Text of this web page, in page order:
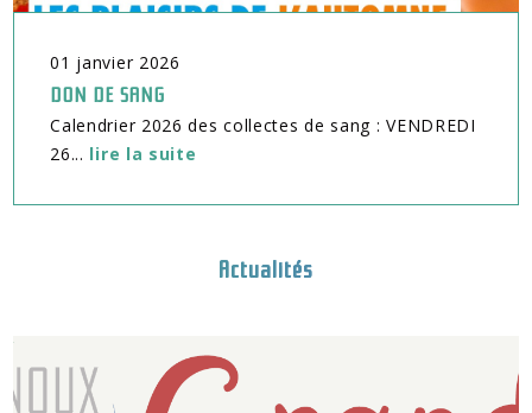
01 janvier 2026
DON DE SANG
Calendrier 2026 des collectes de sang : VENDREDI
26... lire la suite
Actualités